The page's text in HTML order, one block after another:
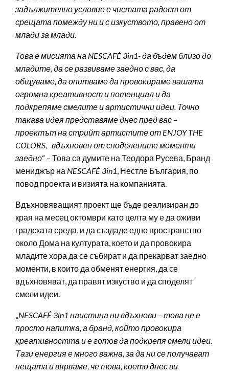
задължително условие е чистата радост от
срещата помежду ни и с изкуството, правено от
млади за млади.
Това е мисията на NESCAFÉ 3in1- да бъдем близо до
младите, да се развиваме заедно с вас, да
общуваме, да опитваме да провокираме вашата
огромна креативност и потенциал и да
подкрепяме смелите и артистични идеи. Точно
такава идея представяме днес пред вас –
проектът на стрийт артистите от ENJOY THE
COLORS, вдъхновен от споделените моменти
заедно“ – Това са думите на Теодора Русева, Бранд
мениджър на NESCAFÉ 3in1, Нестле България, по
повод проекта и визията на компанията.
Вдъхновяващият проект ще бъде реализиран до
края на месец октомври като целта му е да оживи
градската среда, и да създаде едно пространство
около Дома на културата, което и да провокира
младите хора да се събират и да прекарват заедно
моменти, в които да обменят енергия, да се
вдъхновяват, да правят изкуство и да споделят
смели идеи.
„NESCAFÉ 3in1 наистина ни вдъхнови – това не е
просто напитка, а бранд, който провокира
креативността и е готов да подкрепя смели идеи.
Тази енергия е много важна, за да ни се получават
нещата и вярваме, че това, което днес ви